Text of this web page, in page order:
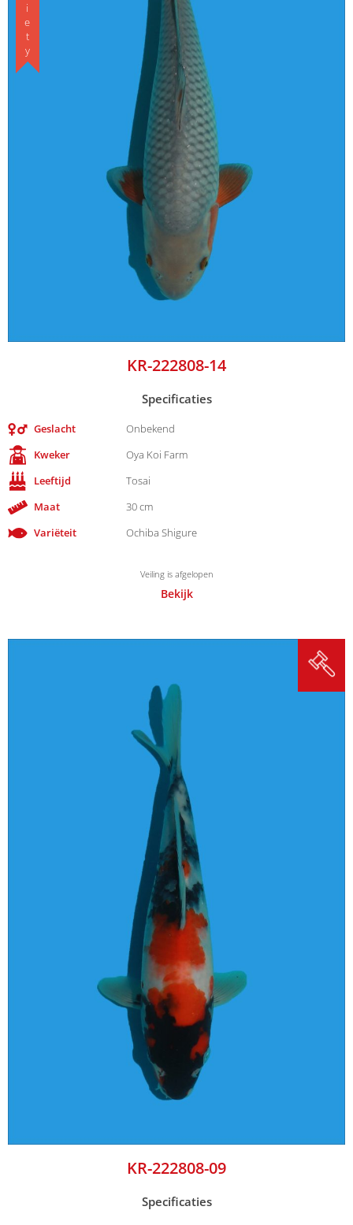
KR-222808-14
Specificaties
Geslacht
Onbekend
Kweker
Oya Koi Farm
Leeftijd
Tosai
Maat
30 cm
Variëteit
Ochiba Shigure
Veiling is afgelopen
Bekijk
KR-222808-09
Specificaties